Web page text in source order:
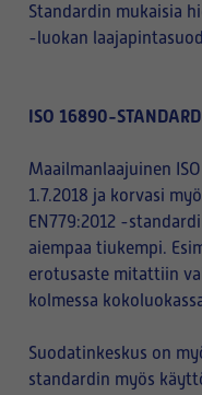
Standardin mukaisia
-luokan
ISO 16890-
Maailmanlaajuinen
1.7.2018 ja korvasi
EN779:2012 -
aiempaa tiukempi.
erotusaste mitattiin
kolmessa
Suodatinkeskus on
standardin myös